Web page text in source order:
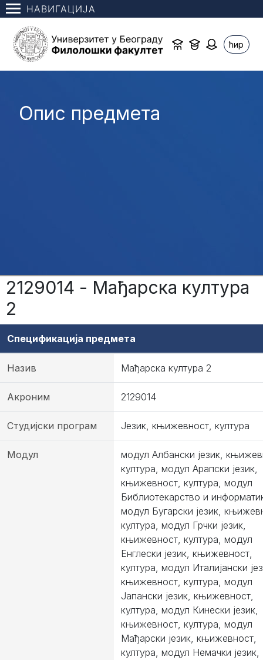
НАВИГАЦИЈА
ћир
Опис предмета
2129014 - Мађарска култура
2
Спецификација предмета
Назив Мађарска култура 2
Акроним 2129014
Студијски програм Језик, књижевност, култура
Модул
модул Албански језик,
култура, модул Арапски језик,
књижевност, култура, модул
Библиотекарство и
модул Бугарски језик,
култура, модул Грчки језик,
књижевност, култура, модул
Енглески језик, књижевност,
култура, модул Италијански
књижевност, култура, модул
Јапански језик, књижевност,
култура, модул Кинески језик,
књижевност, култура, модул
Мађарски језик, књижевност,
култура, модул Немачки језик,